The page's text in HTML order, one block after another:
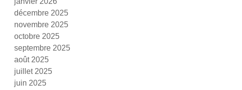
décembre 2025
novembre 2025
octobre 2025
septembre 2025
août 2025
juillet 2025
juin 2025